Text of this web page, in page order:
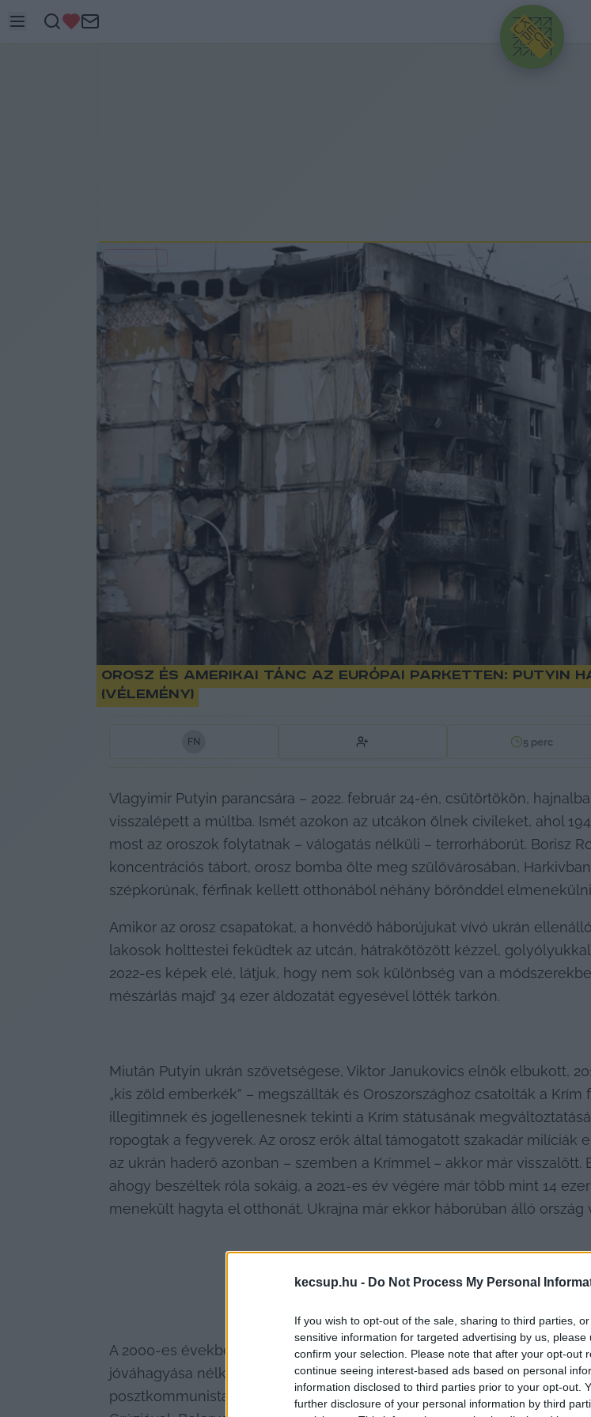
kecsup.hu - Do Not Process My Personal
If you wish to opt-out of the sale, sharing to third parties,
sensitive information for targeted advertising by us,
confirm your selection. Please note that after your opt-out
continue seeing interest-based ads based on personal
information disclosed to third parties prior to your opt-out.
further disclosure of your personal information by third
HIRDETÉS
Orosz és amerikai tánc az európai parketten: Putyin
(vélemény)
FN 5perc
Vlagyimir Putyin parancsára – 2022. február 24-én, csütörtökön,
visszalépett a múltba. Ismét azokon az utcákon ölnek civileket, ahol
most az oroszok folytatnak – válogatás nélküli – terrorháborút. Borisz
koncentrációs tábort, orosz bomba ölte meg szülővárosában,
szépkorúnak, férfinak kellett otthonából néhány bőrönddel
Amikor az orosz csapatokat, a honvédő háborújukat vívó ukrán
lakosok holttestei feküdtek az utcán, hátrakötözött kézzel,
2022-es képek elé, látjuk, hogy nem sok különbség van a
mészárlás majd’ 34 ezer áldozatát egyesével lőtték tarkón.
Miután Putyin ukrán szövetségese, Viktor Janukovics elnök elbukott,
„kis zöld emberkék” – megszállták és Oroszországhoz csatolták a Krím
illegitimnek és jogellenesnek tekinti a Krím státusának
ropogtak a fegyverek. Az orosz erők által támogatott szakadár milíciák
az ukrán haderő azonban – szemben a Krímmel – akkor már visszalőtt.
ahogy beszéltek róla sokáig, a 2021-es év végére már több mint 14
menekült hagyta el otthonát. Ukrajna már ekkor háborúban álló ország
A 2000-es években Putyin úgy ítélte meg Oroszország helyzetét, ha
jóváhagyása nélkül –, akkor Moszkva elveheti Dél-Oszétiát és
posztkommunista államok csatlakoztunk az unióhoz a vonakodó EU